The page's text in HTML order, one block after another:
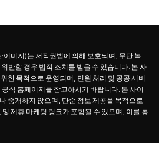
이미지)는 저작권법에 의해 보호되며, 무단 복
반할 경우 법적 조치를 받을 수 있습니다. 본 사
한 목적으로 운영되며, 민원 처리 및 공공 서비
식 홈페이지를 참고하시기 바랍니다. 본 사이
중개하지 않으며, 단순 정보 제공을 목적으로
제휴 마케팅 링크가 포함될 수 있으며, 이를 통